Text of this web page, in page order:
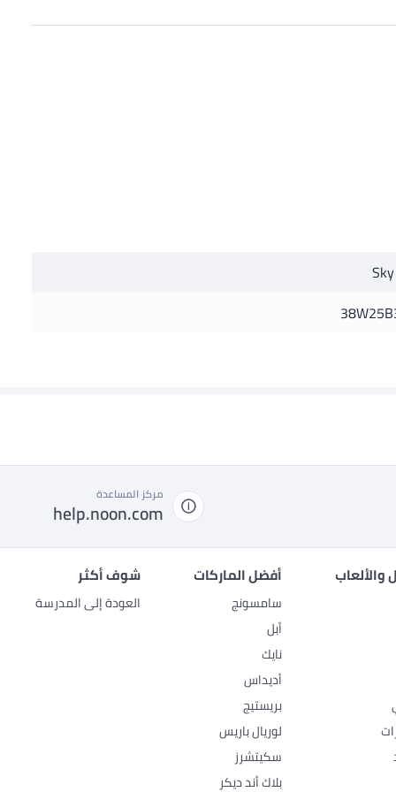
مركز المساعدة
help.noon.com
أفضل الماركات
سامسونج
أبل
نايك
أديداس
بريستيج
لوريال باريس
سكيتشرز
بلاك أند ديكر
شوف أكثر
العودة إلى المدرسة